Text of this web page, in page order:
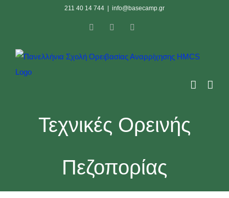
211 40 14 744 info@basecamp.gr
FacebookInstagram
Τεχνικές Ορεινής
Πεζοπορίας